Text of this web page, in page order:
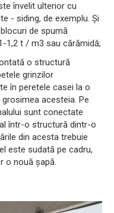
învelit ulterior cu
- siding, de exemplu. Și
de spumă
1,2 t / m3 sau cărămidă;
o structură
grinzilor
în peretele casei la o
acesteia. Pe
sunt conectate
într-o structură dintr-o
din acesta trebuie
este sudată pe cadru,
o nouă șapă.